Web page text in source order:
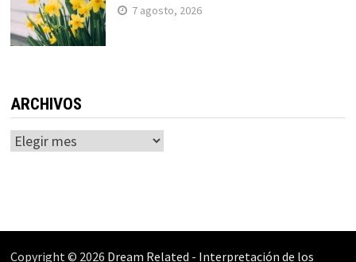
7 agosto, 2026
ARCHIVOS
Archivos
Copyright © 2026 Dream Related - Interpretación de los